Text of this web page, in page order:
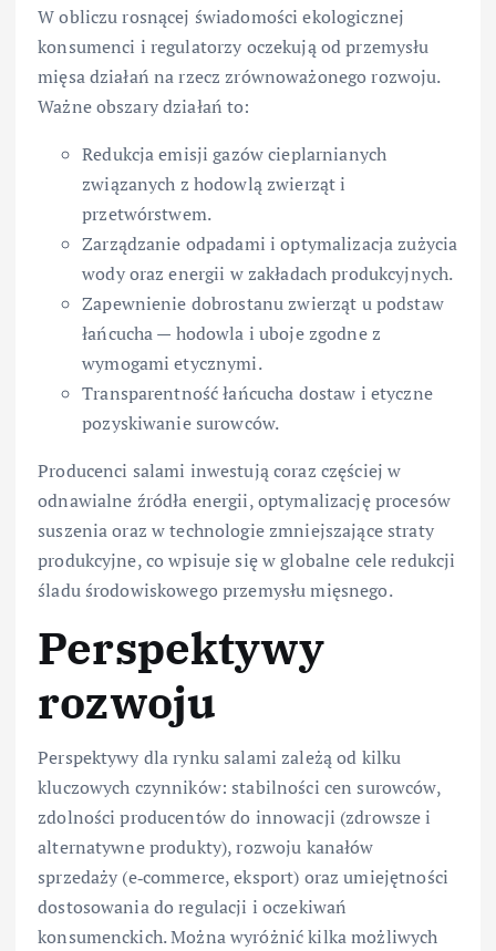
W obliczu rosnącej świadomości ekologicznej
konsumenci i regulatorzy oczekują od przemysłu
mięsa działań na rzecz zrównoważonego rozwoju.
Ważne obszary działań to:
Redukcja emisji gazów cieplarnianych
związanych z hodowlą zwierząt i
przetwórstwem.
Zarządzanie odpadami i optymalizacja zużycia
wody oraz energii w zakładach produkcyjnych.
Zapewnienie dobrostanu zwierząt u podstaw
łańcucha — hodowla i uboje zgodne z
wymogami etycznymi.
Transparentność łańcucha dostaw i etyczne
pozyskiwanie surowców.
Producenci salami inwestują coraz częściej w
odnawialne źródła energii, optymalizację procesów
suszenia oraz w technologie zmniejszające straty
produkcyjne, co wpisuje się w globalne cele redukcji
śladu środowiskowego przemysłu mięsnego.
Perspektywy
rozwoju
Perspektywy dla rynku salami zależą od kilku
kluczowych czynników: stabilności cen surowców,
zdolności producentów do innowacji (zdrowsze i
alternatywne produkty), rozwoju kanałów
sprzedaży (e‑commerce, eksport) oraz umiejętności
dostosowania do regulacji i oczekiwań
konsumenckich. Można wyróżnić kilka możliwych